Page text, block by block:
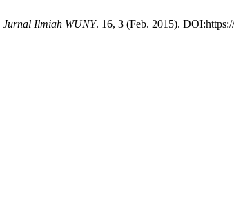
Jurnal Ilmiah WUNY. 16, 3 (Feb. 2015).